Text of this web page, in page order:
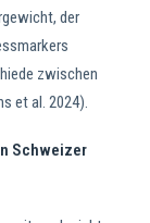
der
zwischen
et al. 2024).
Schweizer